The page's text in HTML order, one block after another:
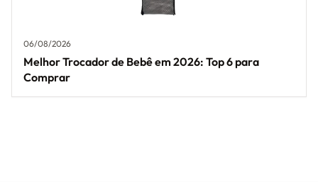
06/08/2026
Melhor Trocador de Bebê em 2026: Top 6 para
Comprar